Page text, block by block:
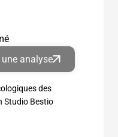
analyse
des
Studio Bestio